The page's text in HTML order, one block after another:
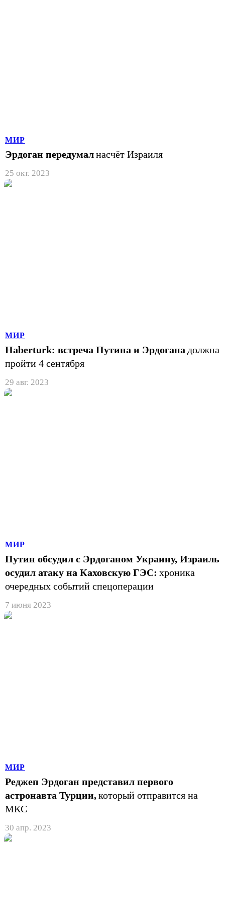
МИР
Эрдоган передумалнасчёт Израиля
25 окт. 2023
МИР
Haberturk: встреча Путина и Эрдогана должна
пройти 4 сентября
29 авг. 2023
МИР
Путин обсудил с Эрдоганом Украину, Израиль
осудил атаку на Каховскую ГЭС: хроника
очередных событий спецоперации
7 июня 2023
МИР
Реджеп Эрдоган представил первого
астронавта Турции,который отправится на
МКС
30 апр. 2023